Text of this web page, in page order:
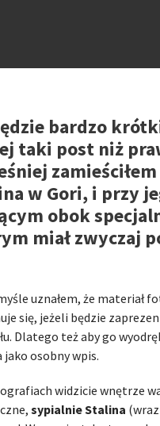
bardzo
taki post niż
w Gori, i przy
obok
miał zwyczaj
uznałem, że materiał
się, jeżeli będzie
Dlatego też aby go
jako osobny wpis.
widzicie wnętrze
sypialnie Stalina